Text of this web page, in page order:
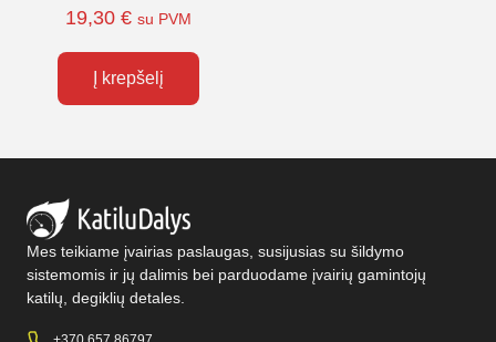
19,30 € su PVM
Į krepšelį
Mes teikiame įvairias paslaugas, susijusias su šildymo
sistemomis ir jų dalimis bei parduodame įvairių gamintojų
katilų, degiklių detales.